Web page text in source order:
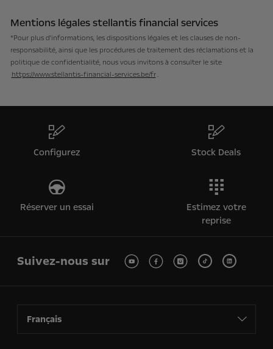
Mentions légales stellantis financial services
*Pour plus d'informations, les dispositions légales et les clauses de non-
responsabilité, ainsi que les procédures de traitement des réclamations et la
politique de confidentialité, nous vous invitons à consulter le site
https://www.stellantis-financial-services.be/fr.
Configurez Stock Deals
Réserver un essai
Estimez votre
reprise
Suivez-nous sur
Français